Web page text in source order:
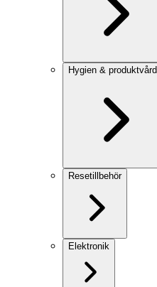
Hygien & produktvård
Resetillbehör
Elektronik